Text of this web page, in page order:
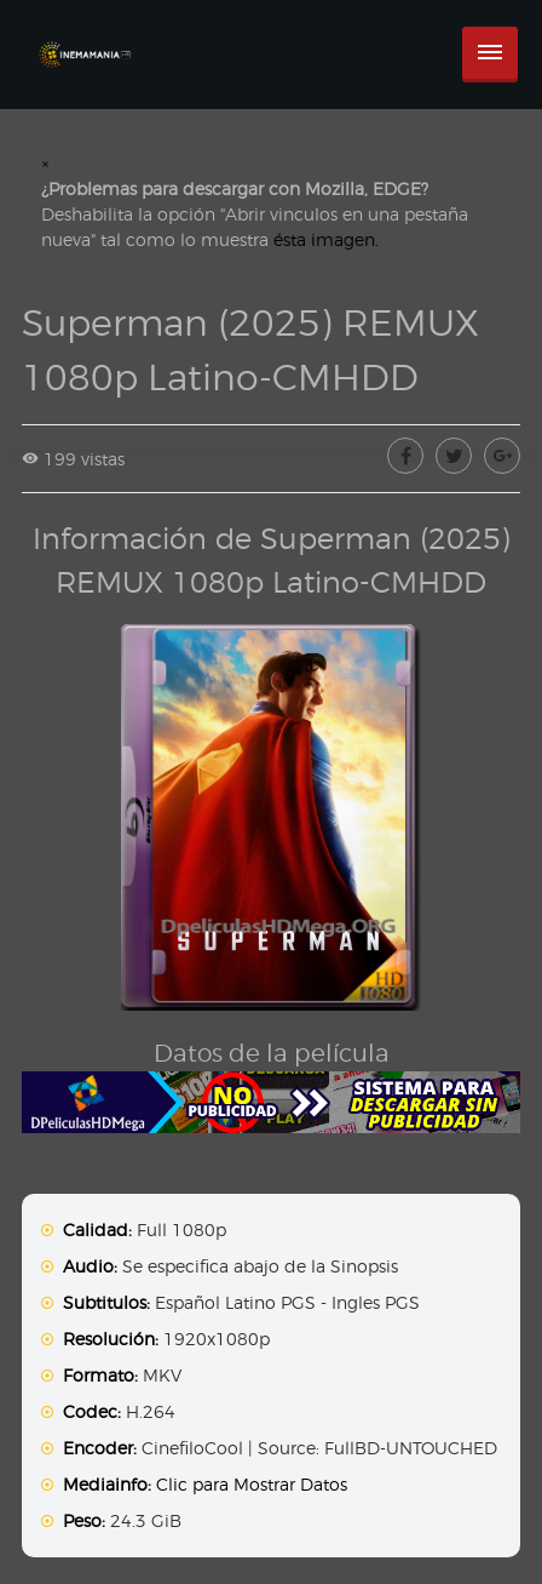
×
¿Problemas para descargar con Mozilla, EDGE?
Deshabilita la opción "Abrir vinculos en una pestaña
nueva" tal como lo muestra ésta imagen.
Superman (2025) REMUX
1080p Latino-CMHDD
199 vistas
Información de Superman (2025)
REMUX 1080p Latino-CMHDD
Datos de la película
Calidad: Full 1080p
Audio: Se especifica abajo de la Sinopsis
Subtitulos: Español Latino PGS - Ingles PGS
Resolución: 1920x1080p
Formato: MKV
Codec: H.264
Encoder: CinefiloCool | Source: FullBD-UNTOUCHED
Mediainfo: Clic para Mostrar Datos
Peso: 24.3 GiB